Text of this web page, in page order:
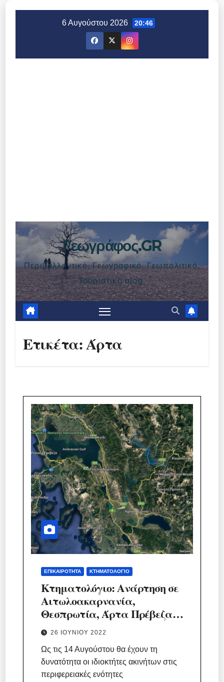
6 Αυγούστου 2026 20:46
Γεωγράφος.GR
Περιβαλλοντικό, Γεωγραφικό, Γεωπολιτικό,
Τουριστικό blog.
Ετικέτα:Άρτα
ΕΠΙΚΑΙΡΌΤΗΤΑ ΚΤΗΜΑΤΟΛΌΓΙΟ
Κτηματολόγιο: Ανάρτηση σε
Αιτωλοακαρνανία,
Θεσπρωτία, Άρτα Πρέβεζα,
Λευκάδα
26 ΙΟΥΝΊΟΥ 2022
Ως τις 14 Αυγούστου θα έχουν τη
δυνατότητα οι ιδιοκτήτες ακινήτων στις
περιφερειακές ενότητες